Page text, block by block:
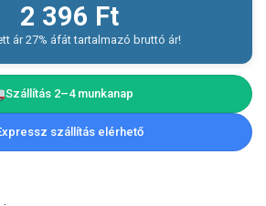
2 396 Ft
ár 27% áfát tartalmazó bruttó ár!
Szállítás 2–4 munkanap
szállítás elérhető